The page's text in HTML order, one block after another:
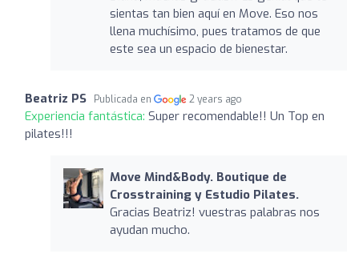
sientas tan bien aquí en Move. Eso nos
llena muchísimo, pues tratamos de que
este sea un espacio de bienestar.
Beatriz PS Publicada en 2 years ago
Experiencia fantástica: Super recomendable!! Un Top en
pilates!!!
Move Mind&Body. Boutique de
Crosstraining y Estudio Pilates.
Gracias Beatriz! vuestras palabras nos
ayudan mucho.